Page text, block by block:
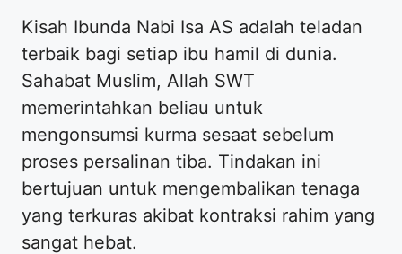
Kisah Ibunda Nabi Isa AS adalah teladan
terbaik bagi setiap ibu hamil di dunia.
Sahabat Muslim, Allah SWT
memerintahkan beliau untuk
mengonsumsi kurma sesaat sebelum
proses persalinan tiba. Tindakan ini
bertujuan untuk mengembalikan tenaga
yang terkuras akibat kontraksi rahim yang
sangat hebat.